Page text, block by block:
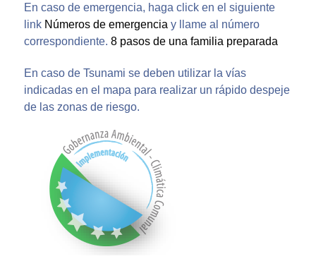
En caso de emergencia, haga click en el siguiente
link Números de emergencia y llame al número
correspondiente. 8 pasos de una familia preparada
En caso de Tsunami se deben utilizar la vías
indicadas en el mapa para realizar un rápido despeje
de las zonas de riesgo.